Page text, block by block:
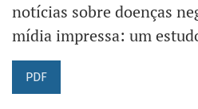
notícias sobre doenças
mídia impressa: um
PDF